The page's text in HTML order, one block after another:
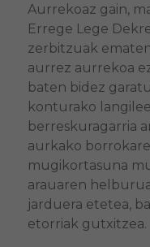
Aurrekoaz gain,
Errege Lege
zerbitzuak
aurrez aurrekoa
baten bidez
konturako
berreskuragarria
aurkako
mugikortasuna
arauaren
jarduera etetea,
etorriak gutxitzea.